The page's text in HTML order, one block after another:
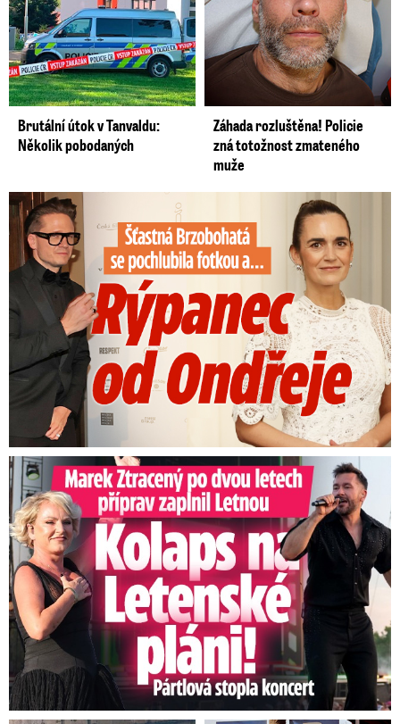
Brutální útok v Tanvaldu:
Několik pobodaných
Záhada rozluštěna! Policie
zná totožnost zmateného
muže
Šťastná Brzobohatá se pochlubila fotkou: Rýpanec od Ondřeje
Marek Ztracený na Letné: Pártlová stopla koncert